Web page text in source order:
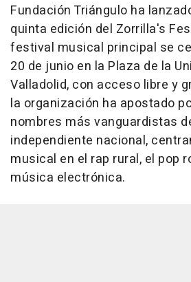
Fundación Triángulo ha
quinta edición del Zorrilla's
festival musical principal se
20 de junio en la Plaza de la
Valladolid, con acceso libre y
la organización ha apostado
nombres más vanguardistas
independiente nacional,
musical en el rap rural, el pop
música electrónica.